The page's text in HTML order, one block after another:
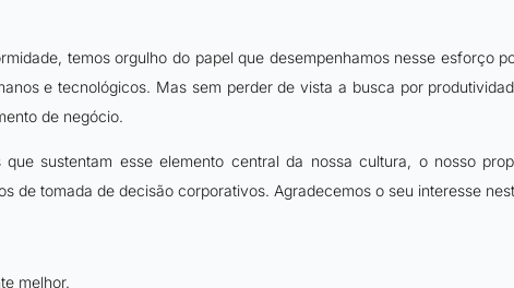
temos orgulho do papel que desempenhamos nesse esforço
e tecnológicos. Mas sem perder de vista a busca por
de negócio.
sustentam esse elemento central da nossa cultura, o nosso
de tomada de decisão corporativos. Agradecemos o seu interesse
melhor.